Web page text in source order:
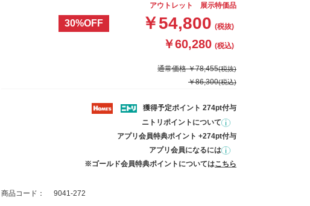
アウトレット 展示特価品
30%OFF ￥54,800 (税抜)
￥60,280 (税込)
通常価格 ￥78,455(税抜)
￥86,300(税込)
獲得予定ポイント 274pt付与
ニトリポイントについて
アプリ会員特典ポイント +274pt付与
アプリ会員になるには
※ゴールド会員特典ポイントについてはこちら
商品コード： 9041-272